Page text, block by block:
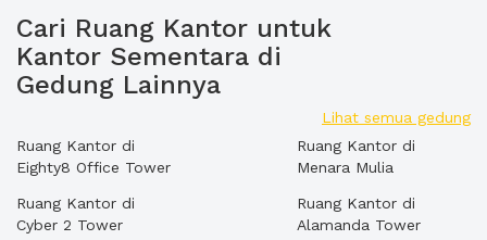
Cari Ruang Kantor untuk
Kantor Sementara di
Gedung Lainnya
Lihat semua gedung
Ruang Kantor di
Eighty8 Office Tower
Ruang Kantor di
Cyber 2 Tower
Ruang Kantor di
Menara Mulia
Ruang Kantor di
Alamanda Tower